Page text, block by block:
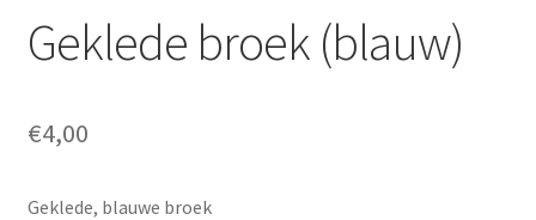
Geklede broek (blauw)
€4,00
Geklede, blauwe broek